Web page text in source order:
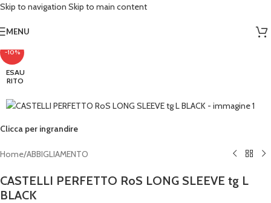
Skip to navigation Skip to main content
MENU
-10%
ESAU
RITO
Clicca per ingrandire
Home/ABBIGLIAMENTO
CASTELLI PERFETTO RoS LONG SLEEVE tg L
BLACK